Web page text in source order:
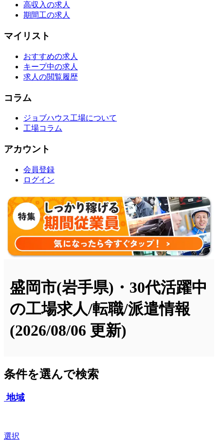
高収入の求人
期間工の求人
マイリスト
おすすめの求人
キープ中の求人
求人の閲覧履歴
コラム
ジョブハウス工場について
工場コラム
アカウント
会員登録
ログイン
盛岡市(岩手県)・30代活躍中
の工場求人/転職/派遣情報
(2026/08/06 更新)
条件を選んで検索
地域
選択